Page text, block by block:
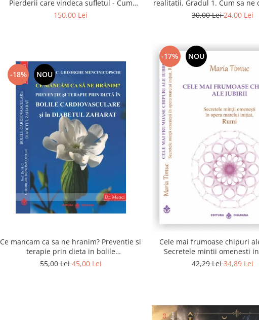
Pierderii care vindeca sufletul - Cum
Pierderea, durerea si renuntarea devin
150,00 Lei
realitatii. Gradul 1. Cum sa ne
intuitia si sa ne alegem
30,00 Lei24,00 Lei
-18% NOU
Ce mancam ca sa ne hranim? Preventie si
terapie prin dieta in bolile
cardiovasculare si in diabetul zaharat
55,00 Lei45,00 Lei
-17% NOU
Cele mai frumoase chipuri
Secretele mintii omenesti
marelui initiat, Rumi
42,29 Lei34,89 Lei